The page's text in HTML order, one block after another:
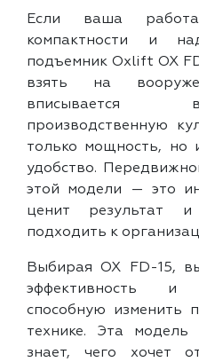
Если ваша работа
компактности и
подъемник Oxlift OX
взять на
вписывается
производственную
только мощность, но
удобство.
этой модели — это
ценит результат
подходить к
Выбирая OX FD-15,
эффективность и
способную изменить
технике. Эта
знает, чего хочет